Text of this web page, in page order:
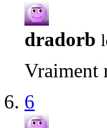
dradorb
Vraiment
6